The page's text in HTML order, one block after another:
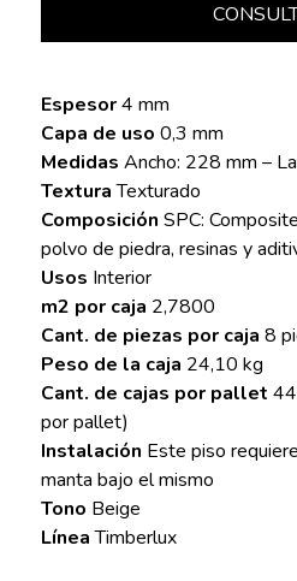
Espesor4 mm
Capa de uso 0,3 mm
Medidas Ancho: 228 mm –
TexturaTexturado
Composición SPC:
polvo de piedra, resinas y
Usos Interior
m2 por caja 2,7800
Cant. de piezas por caja 8
Peso de la caja 24,10 kg
Cant. de cajas por pallet
por pallet)
Instalación Este piso
manta bajo el mismo
Tono Beige
LíneaTimberlux